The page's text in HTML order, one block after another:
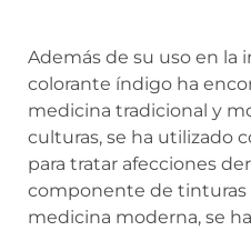
Además de su uso en la
colorante índigo ha
medicina tradicional y
culturas, se ha utilizado
para tratar afecciones
componente de tinturas
medicina moderna, se